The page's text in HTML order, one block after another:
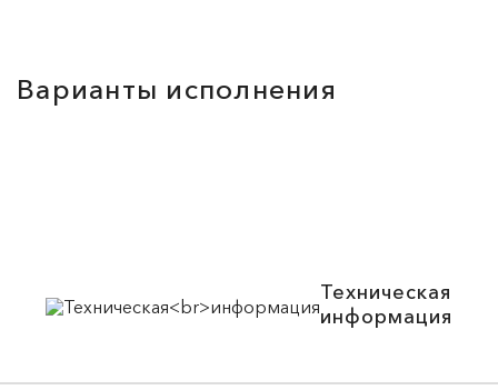
Варианты исполнения
Техническая
информация